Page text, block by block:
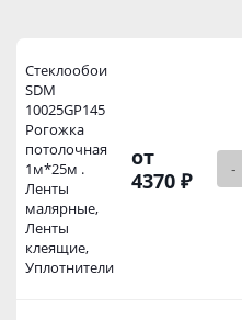
Стеклообои
SDM
10025GP145
Рогожка
потолочная
1м*25м .
Ленты
малярные,
Ленты
клеящие,
Уплотнители
от
4370 ₽
-